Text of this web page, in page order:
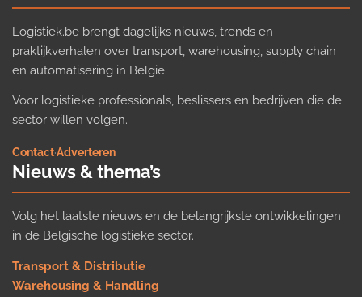
Logistiek.be brengt dagelijks nieuws, trends en
praktijkverhalen over transport, warehousing, supply chain
en automatisering in België.
Voor logistieke professionals, beslissers en bedrijven die de
sector willen volgen.
Contact·Adverteren
Nieuws & thema’s
Volg het laatste nieuws en de belangrijkste ontwikkelingen
in de Belgische logistieke sector.
Transport & Distributie
Warehousing & Handling